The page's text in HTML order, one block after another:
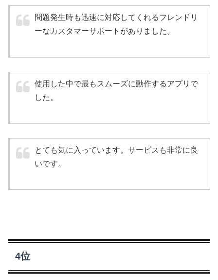
問題発生時も迅速に対応してくれるフレンドリ
ーなカスタマーサポートがありました。
使用した中で最もスムーズに動作するアプリで
した。
とても気に入っています。サービスも非常に良
いです。
4位